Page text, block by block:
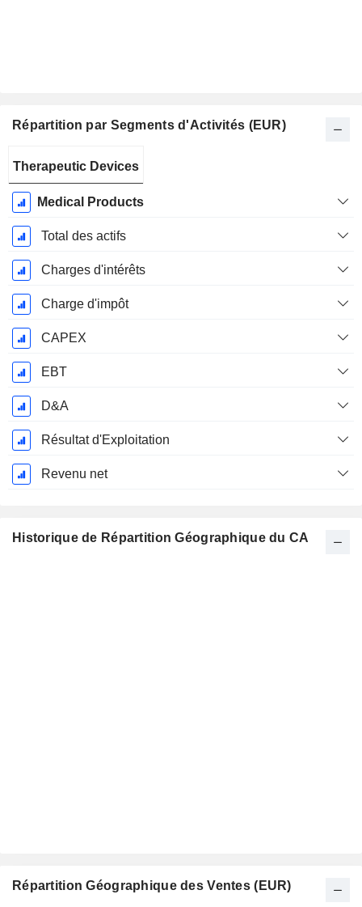
Répartition par Segments d'Activités (EUR)
Fiscale:
Décembre
Therapeutic Devices
Medical Products
Total des actifs
Charges d'intérêts
Charge d'impôt
CAPEX
EBT
D&A
Résultat d'Exploitation
Revenu net
Historique de Répartition Géographique du CA
Répartition Géographique des Ventes (EUR)